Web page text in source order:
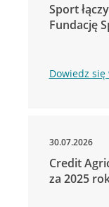
Sport
Fundację
Dowiedz się
30.07.2026
Credit
za 2025